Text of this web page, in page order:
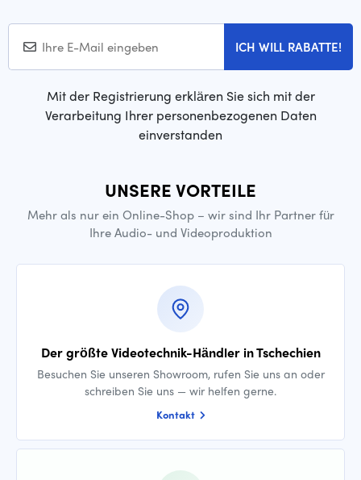
ICH WILL RABATTE!
Mit der Registrierung erklären Sie sich mit der
Verarbeitung Ihrer personenbezogenen Daten
einverstanden
UNSERE VORTEILE
Mehr als nur ein Online-Shop – wir sind Ihr Partner für
Ihre Audio- und Videoproduktion
Der größte Videotechnik-Händler in Tschechien
Besuchen Sie unseren Showroom, rufen Sie uns an oder
schreiben Sie uns — wir helfen gerne.
Kontakt